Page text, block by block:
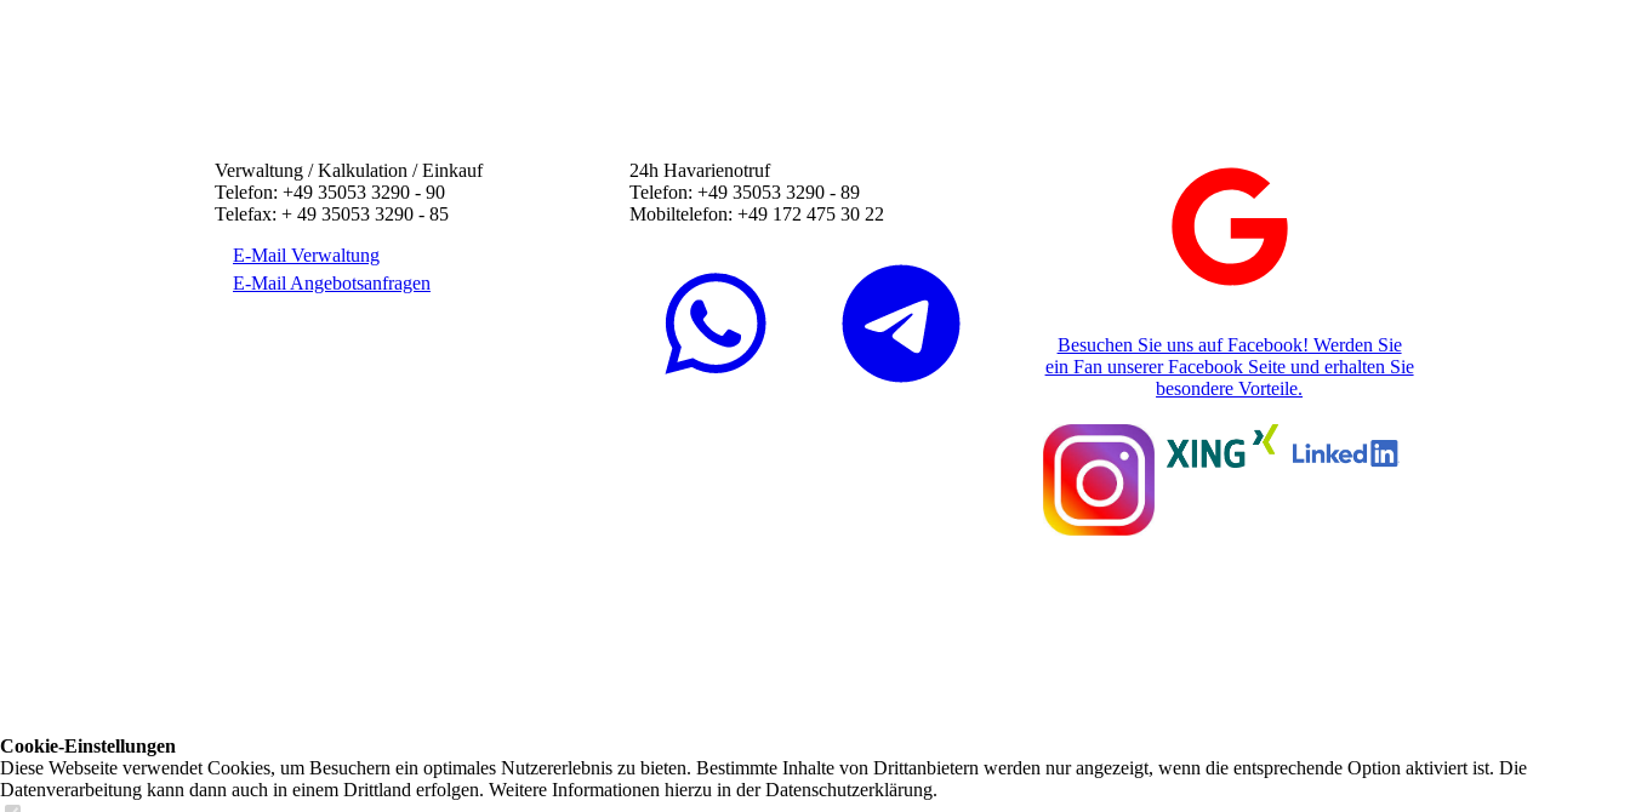
Dach- und Wanddämmung
Dachklempnerarbeiten
FPO/PVC Bahnen
Bitumenabdichtung
Verwaltung / Kalkulation / Einkauf
Telefon: +49 35053 3290 - 90
Telefax: + 49 35053 3290 - 85
E-Mail Verwaltung
E-Mail Angebotsanfragen
24h Havarienotruf
Telefon: +49 35053 3290 - 89
Mobiltelefon: +49 172 475 30 22
Besuchen Sie uns auf Facebook! Werden Sie
ein Fan unserer Facebook Seite und erhalten Sie
besondere Vorteile.
Cookie-Einstellungen
Diese Webseite verwendet Cookies, um Besuchern ein optimales Nutzererlebnis zu bieten. Bestimmte Inhalte von Drittanbietern werden nur angezeigt, wenn die entsprechende Option aktiviert ist. Die
Datenverarbeitung kann dann auch in einem Drittland erfolgen. Weitere Informationen hierzu in der Datenschutzerklärung.